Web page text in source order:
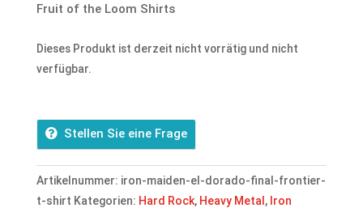
Fruit of the Loom Shirts
Dieses Produkt ist derzeit nicht vorrätig und nicht
verfügbar.
Stellen Sie eine Frage
Artikelnummer: iron-maiden-el-dorado-final-frontier-
t-shirt Kategorien: Hard Rock, Heavy Metal , Iron